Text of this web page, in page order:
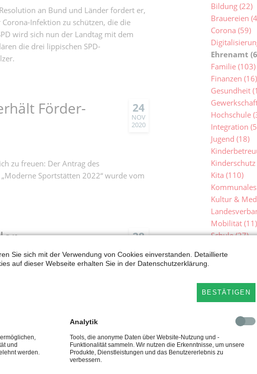
an Bund und Länder fordert er,
Infektion zu schützen, die die
wird sich nun der Landtag mit dem
die drei lippischen SPD-
24
NOV
2020
Förder-
zu freuen: Der Antrag des
Sportstätten 2022“ wurde vom
28
2020
Unterstützung für die Modernisierung der
2020
Bildung (22)
Brauereien
Corona (59)
Ehrenamt
Familie (103)
Finanzen (16)
Gesundheit
Hochschule
Integration
Jugend (18)
Kinderschutz
Kita (110)
Kommunales
Kultur &
Mobilität (11)
Schule (27)
Soziale
Umwelt (4)
Wohnen &
Veranstaltungen
Maelzer
Auf einen
Sie sich mit der Verwendung von Cookies einverstanden. Detaillierte
auf dieser Webseite erhalten Sie in der Datenschutzerklärung.
BESTÄTIGEN
und
werden.
Analytik
Tools, die anonyme Daten über Website-Nutzung und -
Funktionalität sammeln. Wir nutzen die Erkenntnisse, um unsere
Produkte, Dienstleistungen und das Benutzererlebnis zu
verbessern.